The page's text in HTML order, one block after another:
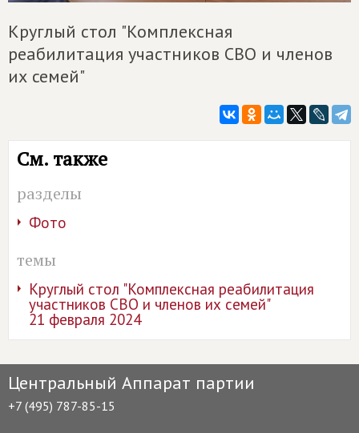
Круглый стол "Комплексная
реабилитация участников СВО и членов
их семей"
См. также
разделы
Фото
темы
Круглый стол "Комплексная реабилитация
участников СВО и членов их семей"
21 февраля 2024
Центральный Аппарат партии
+7 (495) 787-85-15